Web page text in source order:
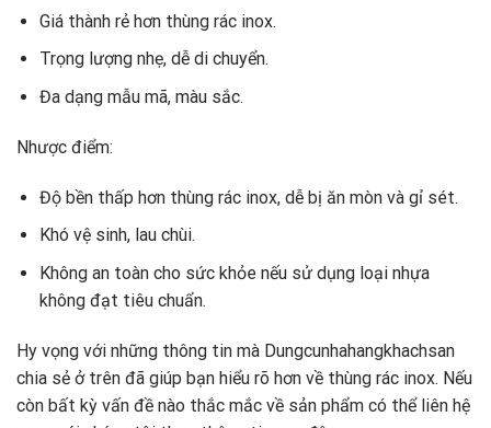
Giá thành rẻ hơn thùng rác inox.
Trọng lượng nhẹ, dễ di chuyển.
Đa dạng mẫu mã, màu sắc.
Nhược điểm:
Độ bền thấp hơn thùng rác inox, dễ bị ăn mòn và gỉ sét.
Khó vệ sinh, lau chùi.
Không an toàn cho sức khỏe nếu sử dụng loại nhựa
không đạt tiêu chuẩn.
Hy vọng với những thông tin mà Dungcunhahangkhachsan
chia sẻ ở trên đã giúp bạn hiểu rõ hơn về thùng rác inox. Nếu
còn bất kỳ vấn đề nào thắc mắc về sản phẩm có thể liên hệ